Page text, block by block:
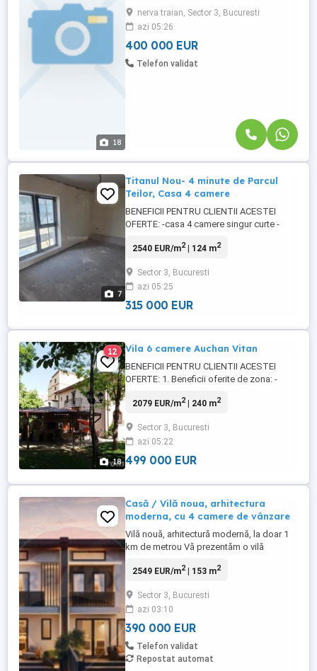
18
Traian, cu acces rapid catre punctele
cheie ale orasului. Imobilul este construit
in anul 2012, ...
nerva traian, Sector 3, Bucuresti
azi 05:26
400 000 EUR
Telefon validat
7
Titanul Nou- 4 minute de Parcul
Teilor, Casa 4 camere
BENEFICII PENTRU CLIENTII ACESTEI
OFERTE: -casa 4 camere singur curte -
bucatarie inchisa, grup sanitar, hol -etaj 1:
dormitor generos, baie, dressing 1.
Beneficii oferite de zona: -5 minute
distanta de Parcul Teilor -10 minute ...
2540 EUR/m2| 124 m2
Sector 3, Bucuresti
azi 05:25
315 000 EUR
18
12 Vila 6 camere Auchan Vitan
BENEFICII PENTRU CLIENTII ACESTEI
OFERTE: 1. Beneficii oferite de zona: -
cladiri cu regim redus de inaltime ferit de
circulatie. -La circa 400m se afla
Complexul Comercial Auchan Vitan -In
apropiere de Gradinita Bamboo, ...
2079 EUR/m2| 240 m2
Sector 3, Bucuresti
azi 05:22
499 000 EUR
Casă / Vilă noua, arhitectura
moderna, cu 4 camere de vânzare
Vilă nouă, arhitectură modernă, la doar 1
km de metrou Vă prezentăm o vilă
într-o zonă în plină dezvoltare, ideală
și posibilitatea de a-și personaliza
locuința după propriul gust. Construcția
este nouă și se predă ...
2549 EUR/m2| 153 m2
Sector 3, Bucuresti
azi 03:10
390 000 EUR
Telefon validat
Repostat automat